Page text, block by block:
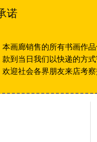
诺
本画廊销售的所有书画作
款到当日我们以快递的方
欢迎社会各界朋友来店考